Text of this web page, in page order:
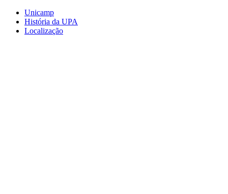
Conteúdo principal
Unicamp
História da UPA
Localização